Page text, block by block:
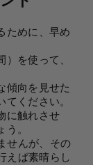
ために、早め
を使って、
傾向を見せた
ください。
に触れさせ
。
せんが、その
えば素晴らし